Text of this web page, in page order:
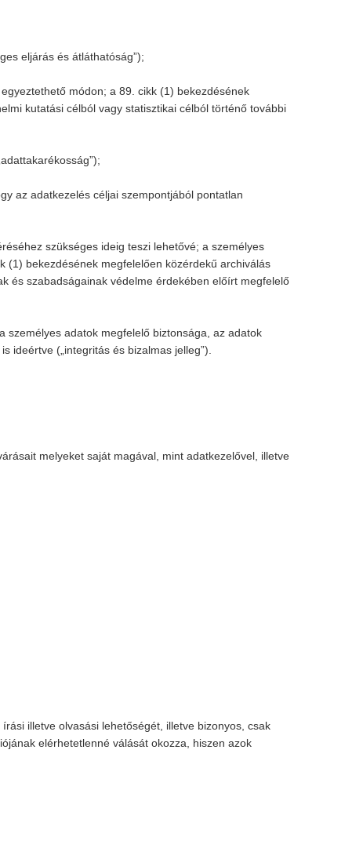
eljárás és átláthatóság”);
módon; a 89. cikk (1) bekezdésének
kutatási célból vagy statisztikai célból történő további
az adatkezelés céljai szempontjából pontatlan
szükséges ideig teszi lehetővé; a személyes
(1) bekezdésének megfelelően közérdekű archiválás
és szabadságainak védelme érdekében előírt megfelelő
személyes adatok megfelelő biztonsága, az adatok
ideértve („integritás és bizalmas jelleg”).
melyeket saját magával, mint adatkezelővel, illetve
illetve olvasási lehetőségét, illetve bizonyos, csak
elérhetetlenné válását okozza, hiszen azok